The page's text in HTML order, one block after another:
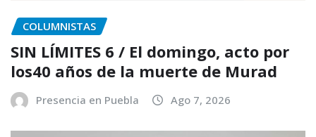
COLUMNISTAS
SIN LÍMITES 6 / El domingo, acto por
los40 años de la muerte de Murad
Presencia en Puebla Ago 7, 2026